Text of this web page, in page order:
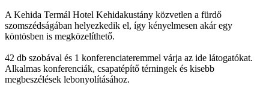
A Kehida Termál Hotel Kehidakustány közvetlen a fürdő
szomszédságában helyezkedik el, így kényelmesen akár egy
köntösben is megközelíthető.
42 db szobával és 1 konferenciateremmel várja az ide látogatókat.
Alkalmas konferenciák, csapatépítő térningek és kisebb
megbeszélések lebonyolításához.